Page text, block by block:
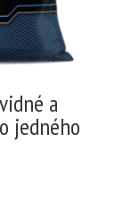
a
jedného